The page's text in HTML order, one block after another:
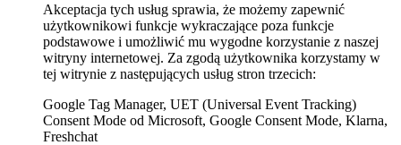
Akceptacja tych usług sprawia, że możemy zapewnić
użytkownikowi funkcje wykraczające poza funkcje
podstawowe i umożliwić mu wygodne korzystanie z naszej
witryny internetowej. Za zgodą użytkownika korzystamy w
tej witrynie z następujących usług stron trzecich:
Google Tag Manager, UET (Universal Event Tracking)
Consent Mode od Microsoft, Google Consent Mode, Klarna,
Freshchat